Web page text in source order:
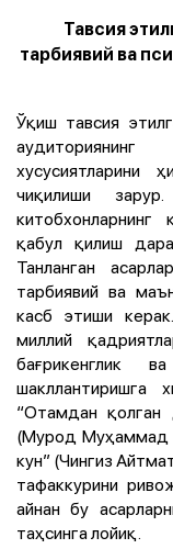
Тавсия
тарбиявий ва
Ўқиш тавсия
хусусиятларини
чиқилиши
қабул қилиш
Танланган
тарбиявий ва
касб этиши
миллий
бағрикенглик
шакллантиришга
“Отамдан қолган
(Мурод Муҳаммад
кун” (Чингиз
тафаккурини
айнан бу
таҳсинга лойиқ.